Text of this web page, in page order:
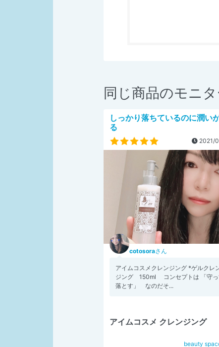
同じ商品のモニ
しっかり落ちているのに潤い
る
2021/
cotosoraさん
アイムコスメクレンジング *ゲルクレ
ジング 150ml コンセプトは 「守っ
落とす」 なのだそ...
アイムコスメ クレンジング
beauty